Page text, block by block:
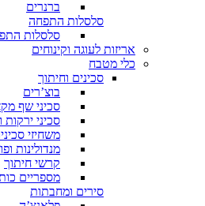
ברנרים
סלסלות התפחה
סלסלות
אריזות לעוגה וקינוחים
כלי מטבח
סכינים וחיתוך
בוצ’רים
סכיני שף
סכיני ירקות
משחיזי
מנדולינות
קרשי חיתוך
מספריים
סירים ומחבתות